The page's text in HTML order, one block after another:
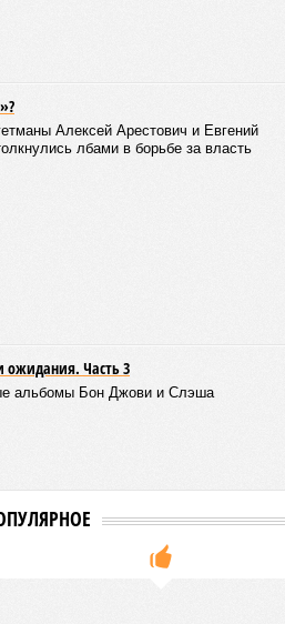
Алексей Арестович и Евгений
лбами в борьбе за власть
ожидания. Часть 3
альбомы Бон Джови и Слэша